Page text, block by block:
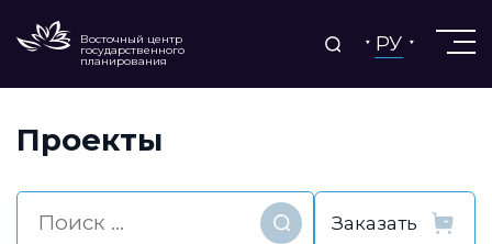
Восточный центр
государственного
планирования
РУ
Проекты
Найти